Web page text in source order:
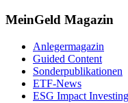
MeinGeld Magazin
Anlegermagazin
Guided Content
Sonderpublikationen
ETF-News
ESG Impact Investing